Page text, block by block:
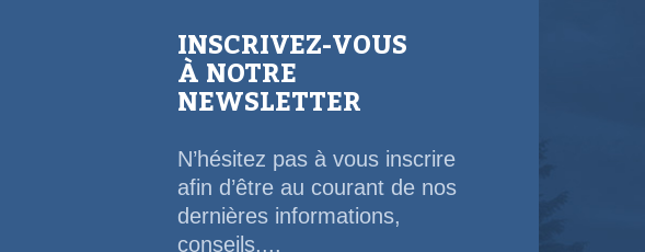
INSCRIVEZ-VOUS
À NOTRE
NEWSLETTER
N’hésitez pas à vous inscrire
afin d’être au courant de nos
dernières informations,
conseils,...